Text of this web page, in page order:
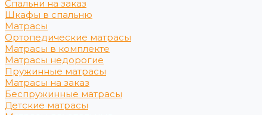
Спальни на заказ
Шкафы в спальню
Матрасы
Ортопедические матрасы
Матрасы в комплекте
Матрасы недорогие
Пружинные матрасы
Матрасы на заказ
Беспружинные матрасы
Детские матрасы